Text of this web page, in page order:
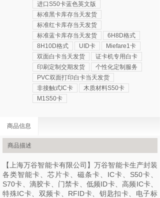
进口S50卡蓝色英文版
标准黑卡库存当天发货
标准红卡库存当天发货
标准蓝卡库存当天发货
6H8D格式
8H10D格式
UID卡
Miefare1卡
双面白卡当天发货
证卡机专用白卡
印刷定制交期发货
个性化定制服务
PVC双面打印白卡当天发货
非接触式IC卡
木质材料S50卡
M1S50卡
商品信息
商品描述
【上海万谷智能卡有限公司】万谷智能卡生产封装
各类智能卡、芯片卡、磁条卡、IC卡、S50卡、
S70卡、滴胶卡、门禁卡、低频ID卡、高频IC卡、
特殊IC卡、双频卡、RFID卡、钥匙扣卡、电子标